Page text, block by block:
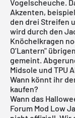
Vogelscheuche.
Akzenten,
den drei Streifen
wird durch den
Knöchelkragen
O’Lantern"
gemeint.
Midsole und TPU
Wann könnt ihr
kaufen?
Wann das
Forum Mod Low